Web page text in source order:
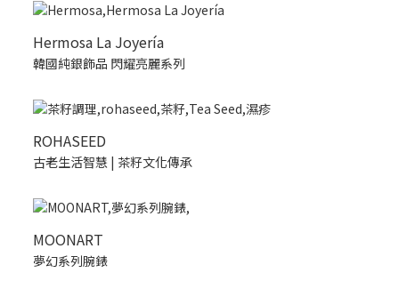
Hermosa La Joyería
韓國純銀飾品 閃耀亮麗系列
ROHASEED
古老生活智慧 | 茶籽文化傳承
MOONART
夢幻系列腕錶